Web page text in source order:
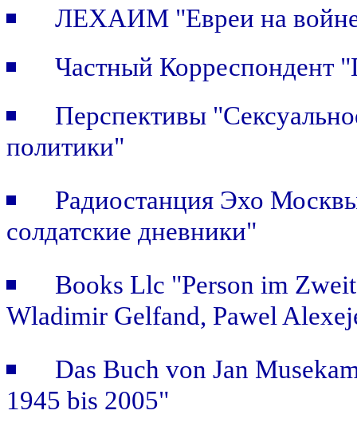
ЛЕХАИМ "Евреи на
Частный Корреспондент
Перспективы
политики"
Радиостанция Эхо
солдатские дневники"
Books Llc "Person im
Wladimir Gelfand, Pawel
Das Buch von Jan
1945 bis 2005"